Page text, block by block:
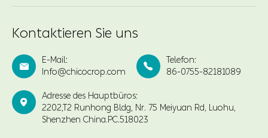
Kontaktieren Sie uns

E-Mail:
Info@chicocrop.com

Telefon:
86-0755-82181089

Adresse des Hauptbüros:
2202,T2 Runhong Bldg, Nr. 75 Meiyuan Rd, Luohu,
Shenzhen China.PC.518023